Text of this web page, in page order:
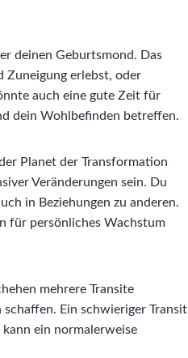
deinen Geburtsmond. Das
Zuneigung erlebst, oder
auch eine gute Zeit für
dein Wohlbefinden betreffen.
Planet der Transformation
Veränderungen sein. Du
in Beziehungen zu anderen.
für persönliches Wachstum
mehrere Transite
Ein schwieriger Transit
ein normalerweise